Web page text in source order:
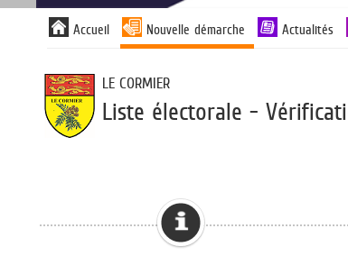
Liste
des
Accueil Nouvelle démarche Actualités
LE CORMIER
Liste électorale -